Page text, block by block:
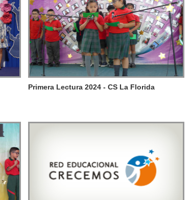
Primera Lectura 2024 - CS La Florida